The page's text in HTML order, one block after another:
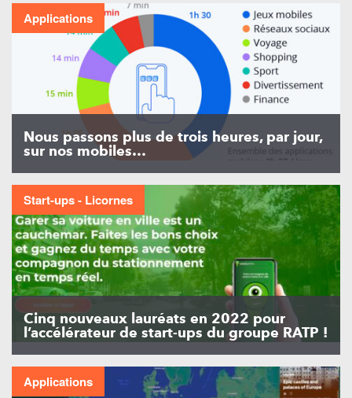
Applications
Nous passons plus de trois heures, par jour,
sur nos mobiles…
Start-ups - Licornes
Cinq nouveaux lauréats en 2022 pour
l’accélérateur de start-ups du groupe RATP !
Applications